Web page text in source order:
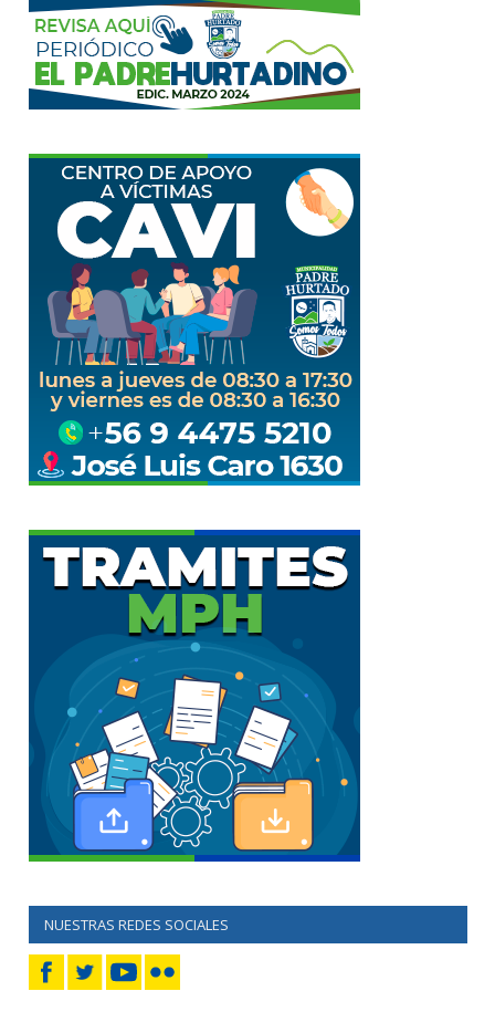
NUESTRAS REDES SOCIALES